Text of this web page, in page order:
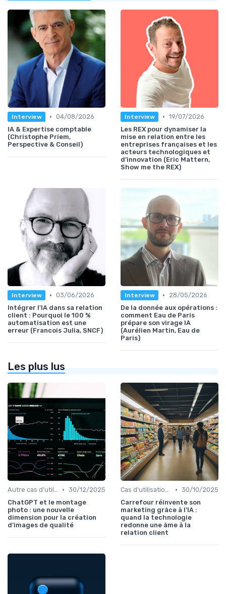
Interview • 04/08/2026
IA & Expertise comptable
(Christophe Priem,
Perspective & Conseil)
Interview • 19/07/2026
Les REX pour dynamiser la
mise en relation entre les
entreprises françaises et les
acteurs technologiques et
d’innovation (Eric Mattern,
Show me the REX)
Interview • 03/06/2026
Intégrer l'IA dans sa relation
client : Pourquoi le 100 %
automatisation est une
erreur (Francois Julia, SNCF)
Interview •
28/05/2026
De la donnée aux opérations :
comment Eau de Paris
prépare son virage IA
(Aurélien Martin, Eau de
Paris)
Les plus lus
Autre cas d'utilisation • 30/12/2025
ChatGPT et le montage
photo : une nouvelle
dimension pour la création
d’images de qualité
Cas d'utilisation IA relation client • 30/10/2025
Carrefour réinvente son
marketing grâce à l’IA :
quand la technologie
redonne une âme à la
relation client